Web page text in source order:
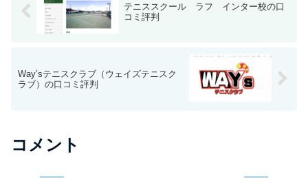
テニススクール ラフ インター校の口
コミ評判
Way’sテニスクラブ（ウェイズテニスク
ラブ）の口コミ評判
コメント